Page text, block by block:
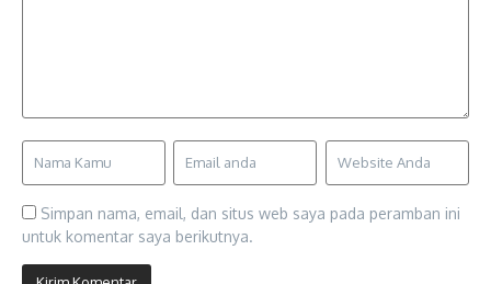
Simpan nama, email, dan situs web saya pada peramban ini
untuk komentar saya berikutnya.